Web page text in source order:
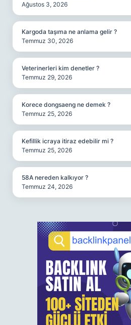
Ağustos 3, 2026
Kargoda taşıma ne anlama gelir ?
Temmuz 30, 2026
Veterinerleri kim denetler ?
Temmuz 29, 2026
Korece dongsaeng ne demek ?
Temmuz 25, 2026
Kefillik icraya itiraz edebilir mi ?
Temmuz 25, 2026
58A nereden kalkıyor ?
Temmuz 24, 2026